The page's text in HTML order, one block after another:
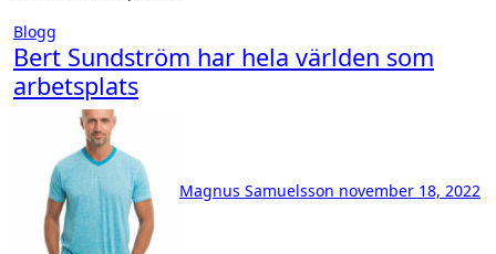
Blogg
Bert Sundström har hela världen som
arbetsplats
Magnus Samuelsson november 18, 2022